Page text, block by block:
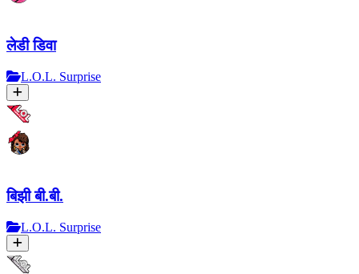
लेडी डिवा
L.O.L. Surprise
बिझी बी.बी.
L.O.L. Surprise